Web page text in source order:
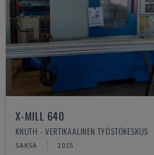
X-MILL 640
KNUTH - VERTIKAALINEN TYÖSTÖKESKUS
SAKSA 2015